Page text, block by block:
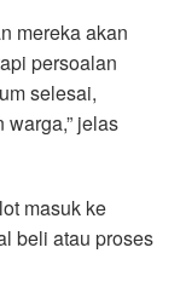
mereka akan
persoalan
selesai,
jelas
masuk ke
beli atau proses